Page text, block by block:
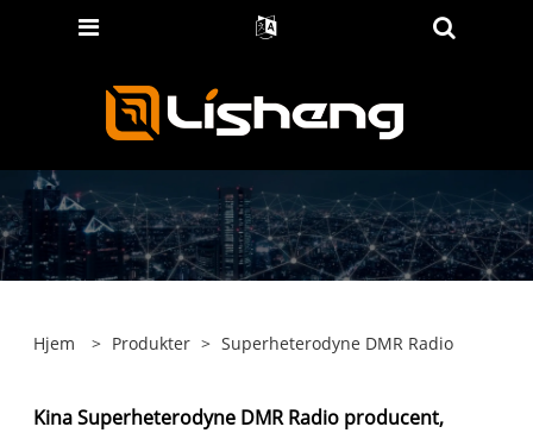
Hjem > Produkter > Superheterodyne DMR Radio
Kina Superheterodyne DMR Radio producent,